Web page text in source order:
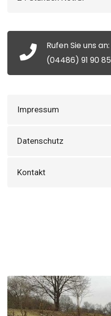
Rufen Sie uns an:
(04486) 91 90 85
Impressum
Datenschutz
Kontakt